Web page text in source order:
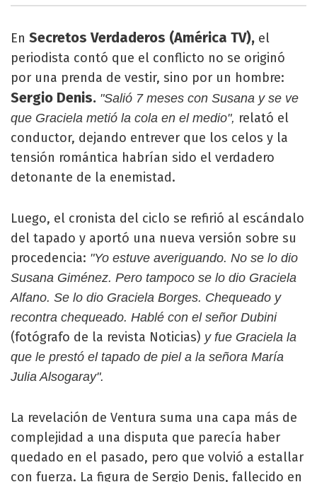
En Secretos Verdaderos (América TV), el
periodista contó que el conflicto no se originó
por una prenda de vestir, sino por un hombre:
Sergio Denis. "Salió 7 meses con Susana y se ve
que Graciela metió la cola en el medio", relató el
conductor, dejando entrever que los celos y la
tensión romántica habrían sido el verdadero
detonante de la enemistad.
Luego, el cronista del ciclo se refirió al escándalo
del tapado y aportó una nueva versión sobre su
procedencia: "Yo estuve averiguando. No se lo dio
Susana Giménez. Pero tampoco se lo dio Graciela
Alfano. Se lo dio Graciela Borges. Chequeado y
recontra chequeado. Hablé con el señor Dubini
(fotógrafo de la revista Noticias) y fue Graciela la
que le prestó el tapado de piel a la señora María
Julia Alsogaray".
La revelación de Ventura suma una capa más de
complejidad a una disputa que parecía haber
quedado en el pasado, pero que volvió a estallar
con fuerza. La figura de Sergio Denis, fallecido en